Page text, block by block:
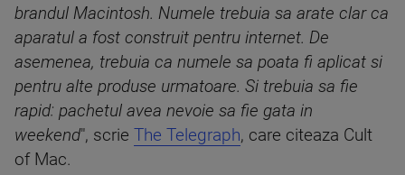
brandul Macintosh. Numele trebuia sa arate clar ca
aparatul a fost construit pentru internet. De
asemenea, trebuia ca numele sa poata fi aplicat si
pentru alte produse urmatoare. Si trebuia sa fie
rapid: pachetul avea nevoie sa fie gata in
weekend", scrie The Telegraph, care citeaza Cult
of Mac.